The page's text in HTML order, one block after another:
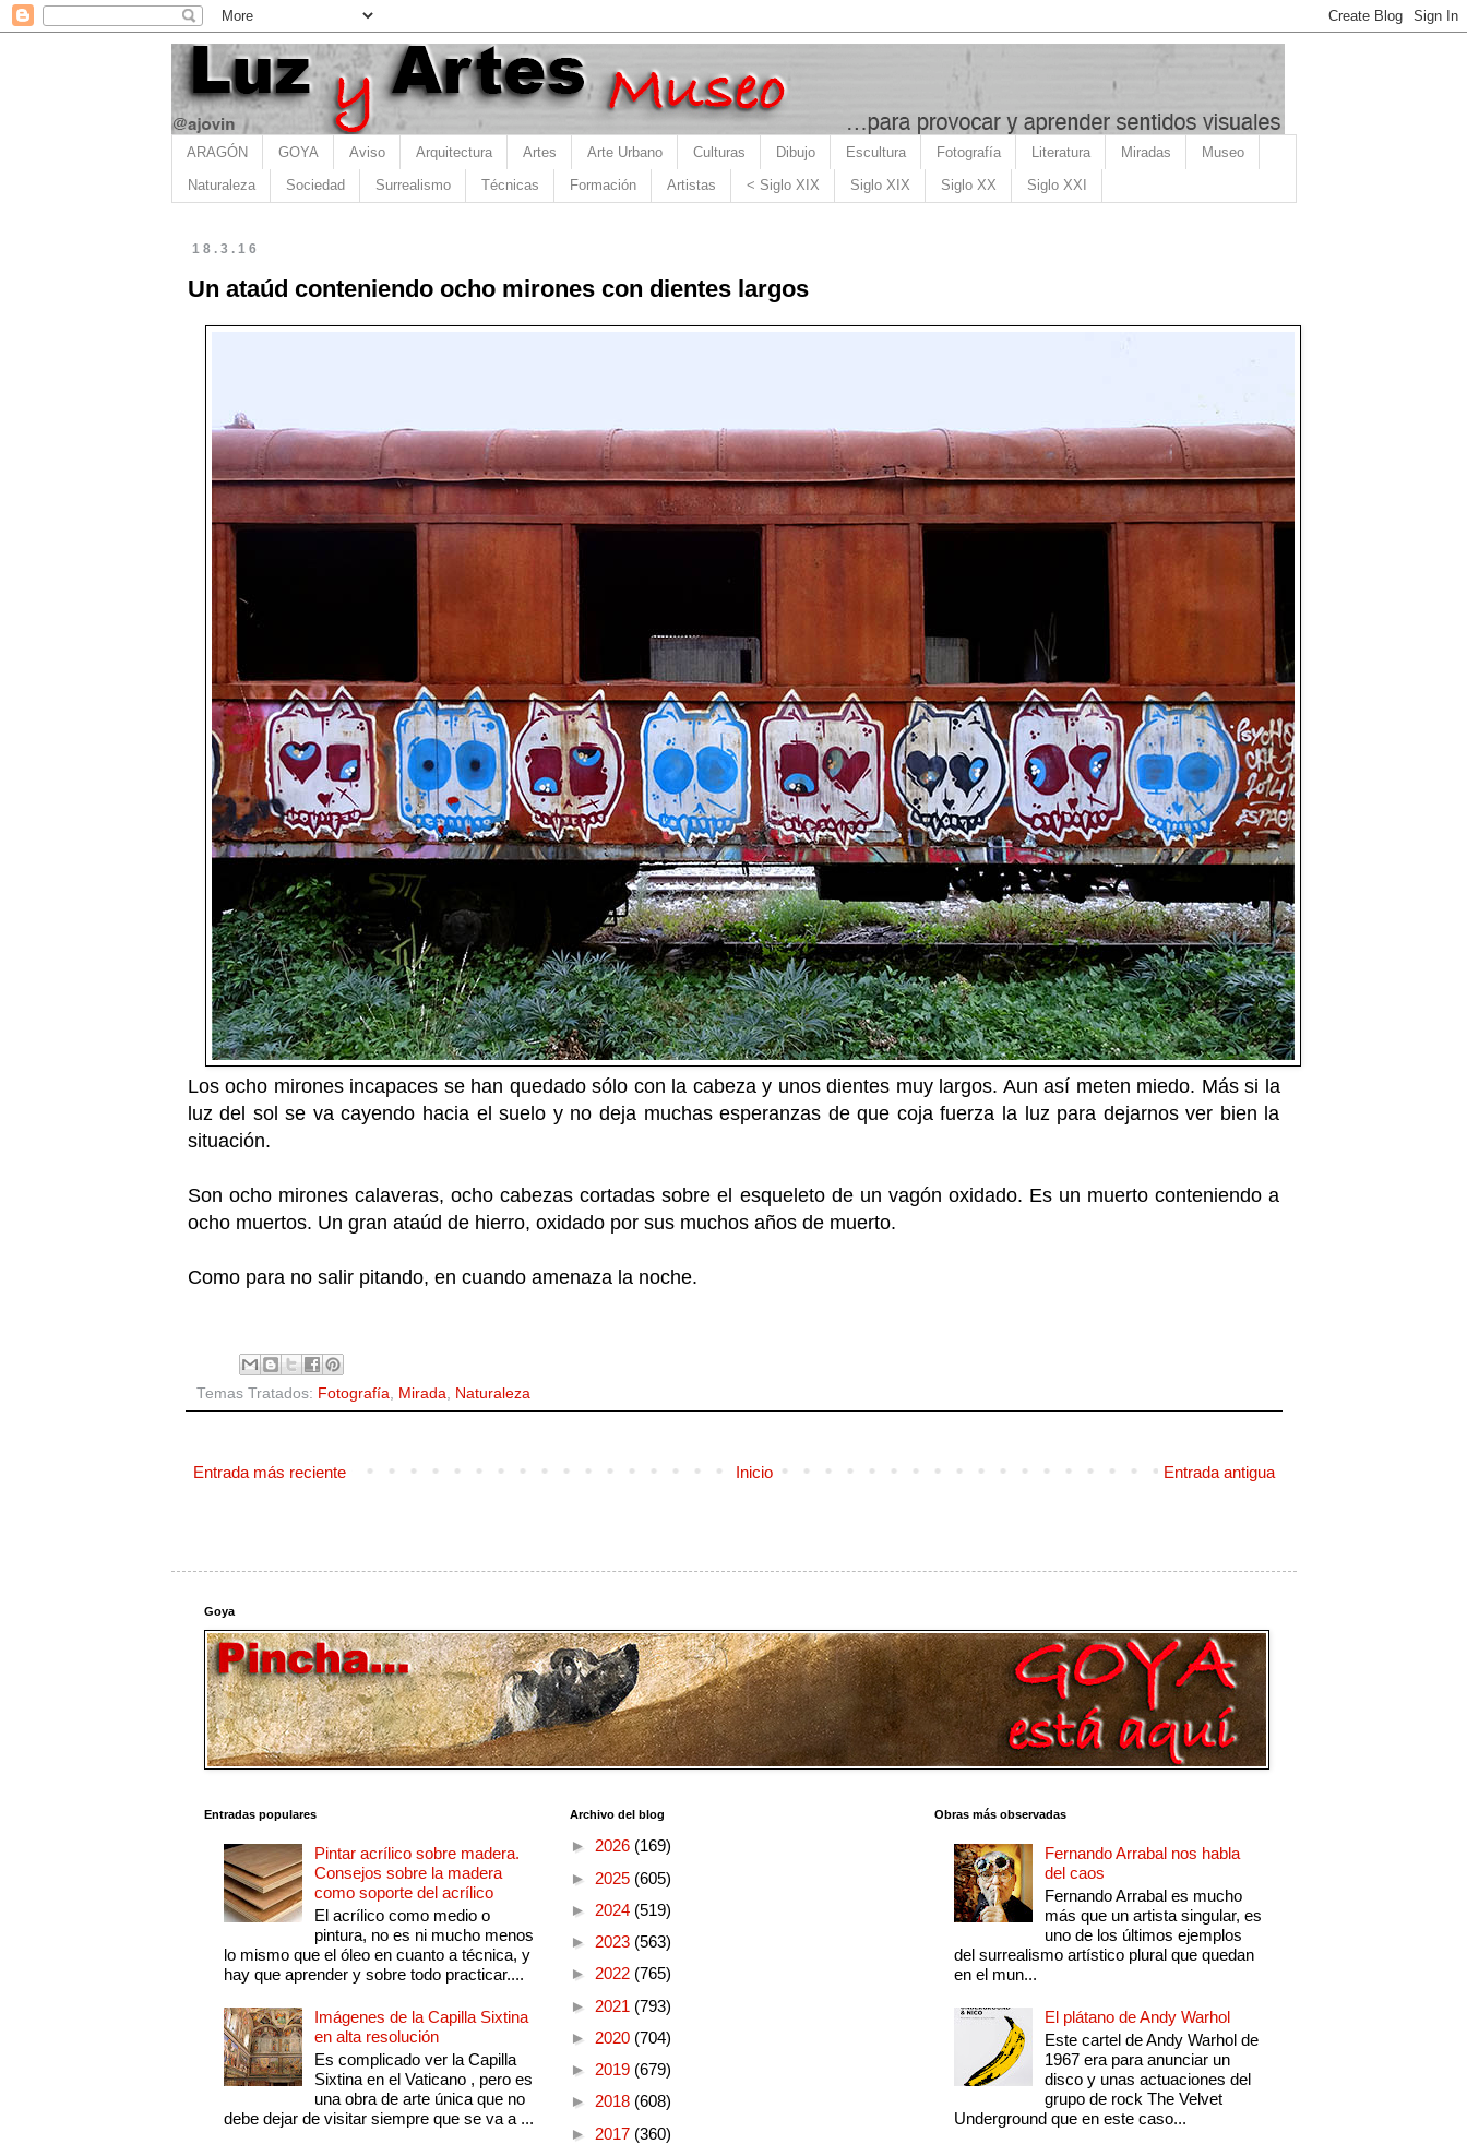
ARAGÓN GOYA Aviso Arquitectura Artes Arte Urbano Culturas Dibujo Escultura Fotografía Literatura Miradas Museo
Naturaleza Sociedad Surrealismo Técnicas Formación Artistas < Siglo XIX Siglo XIX Siglo XX Siglo XXI
18.3.16
Un ataúd conteniendo ocho mirones con dientes largos
Los ocho mirones incapaces se han quedado sólo con la cabeza y unos dientes muy largos. Aun así meten miedo. Más si la
luz del sol se va cayendo hacia el suelo y no deja muchas esperanzas de que coja fuerza la luz para dejarnos ver bien la
situación.
Son ocho mirones calaveras, ocho cabezas cortadas sobre el esqueleto de un vagón oxidado. Es un muerto conteniendo a
ocho muertos. Un gran ataúd de hierro, oxidado por sus muchos años de muerto.
Como para no salir pitando, en cuando amenaza la noche.
Temas Tratados: Fotografía Mirada Naturaleza
Entrada más reciente Entrada antigua
Inicio
Goya
Entradas populares
Pintar acrílico sobre madera.
Consejos sobre la madera
como soporte del acrílico
El acrílico como medio o
pintura, no es ni mucho menos
lo mismo que el óleo en cuanto a técnica, y
hay que aprender y sobre todo practicar....
Imágenes de la Capilla Sixtina
en alta resolución
Es complicado ver la Capilla
Sixtina en el Vaticano , pero es
una obra de arte única que no
debe dejar de visitar siempre que se va a ...
Archivo del blog
► 2026 (169)
► 2025 (605)
► 2024 (519)
► 2023 (563)
► 2022 (765)
► 2021 (793)
► 2020 (704)
► 2019 (679)
► 2018 (608)
► 2017 (360)
Obras más observadas
Fernando Arrabal nos habla
del caos
Fernando Arrabal es mucho
más que un artista singular, es
uno de los últimos ejemplos
del surrealismo artístico plural que quedan
en el mun...
El plátano de Andy Warhol
Este cartel de Andy Warhol de
1967 era para anunciar un
disco y unas actuaciones del
grupo de rock The Velvet
Underground que en este caso...